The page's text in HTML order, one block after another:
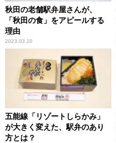
秋田の老舗駅弁屋さんが、
「秋田の食」をアピールする
理由
2023.03.10
五能線「リゾートしらかみ」
が大きく変えた、駅弁のあり
方とは？